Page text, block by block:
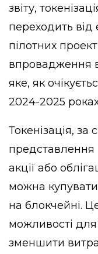
звіту,
переходить
пілотних
впровадження в
яке, як
2024-2025
Токенізація,
представлення
акції або
можна
на блокчейні.
можливості для
зменшити